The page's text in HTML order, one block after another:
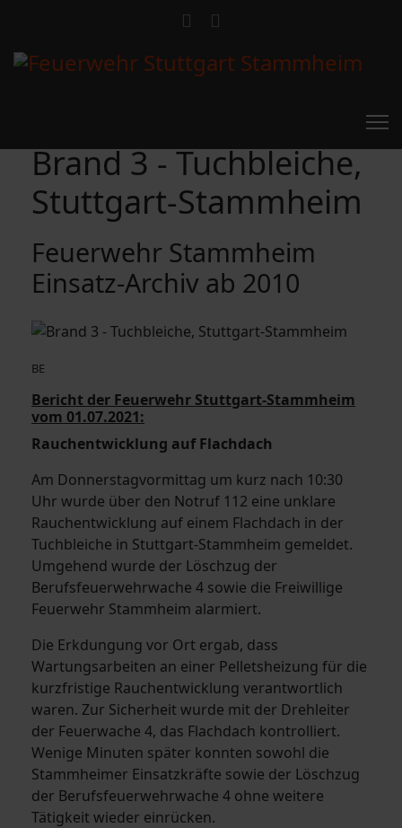
Feuerwehr Stammheim
Einsatz-Archiv ab 2010
Brand 3 - Tuchbleiche,
Stuttgart-Stammheim
BE
Bericht der Feuerwehr Stuttgart-Stammheim
vom 01.07.2021:
Rauchentwicklung auf Flachdach
Am Donnerstagvormittag um kurz nach 10:30
Uhr wurde über den Notruf 112 eine unklare
Rauchentwicklung auf einem Flachdach in der
Tuchbleiche in Stuttgart-Stammheim gemeldet.
Umgehend wurde der Löschzug der
Berufsfeuerwehrwache 4 sowie die Freiwillige
Feuerwehr Stammheim alarmiert.
Die Erkdungung vor Ort ergab, dass
Wartungsarbeiten an einer Pelletsheizung für die
kurzfristige Rauchentwicklung verantwortlich
waren. Zur Sicherheit wurde mit der Drehleiter
der Feuerwache 4, das Flachdach kontrolliert.
Wenige Minuten später konnten sowohl die
Stammheimer Einsatzkräfte sowie der Löschzug
der Berufsfeuerwehrwache 4 ohne weitere
Tätigkeit wieder einrücken.